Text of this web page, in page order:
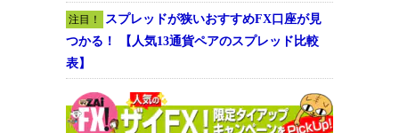
注目！
スプレッドが狭いおすすめFX口座が見
つかる！ 【人気13通貨ペアのスプレッド比較
表】